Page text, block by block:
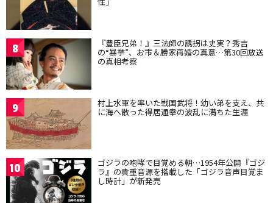
8 『豊臣兄弟！』三法師の誘拐は史実？秀吉
の“暴挙”、お市＆勝家再婚の真意…第30回放送
の真相考察
9 村上水軍を率いた戦国武将！幼い弟を支え、共
に海へ散った得居通幸の波乱に満ちた生涯
10 ゴジラの咆哮で目覚める朝…1954年公開『ゴジ
ラ』の貴重音源を搭載した「ゴジラ音声目覚ま
し時計」が新発売